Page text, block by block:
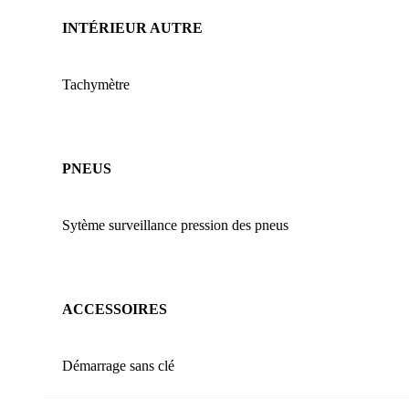
INTÉRIEUR AUTRE
Tachymètre
PNEUS
Sytème surveillance pression des pneus
ACCESSOIRES
Démarrage sans clé